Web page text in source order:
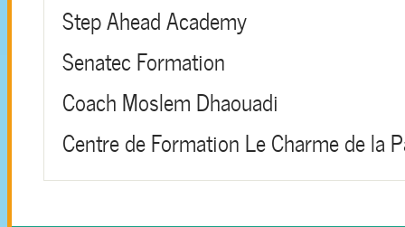
Step Ahead Academy
Senatec Formation
Coach Moslem Dhaouadi
Centre de Formation Le Charme de la